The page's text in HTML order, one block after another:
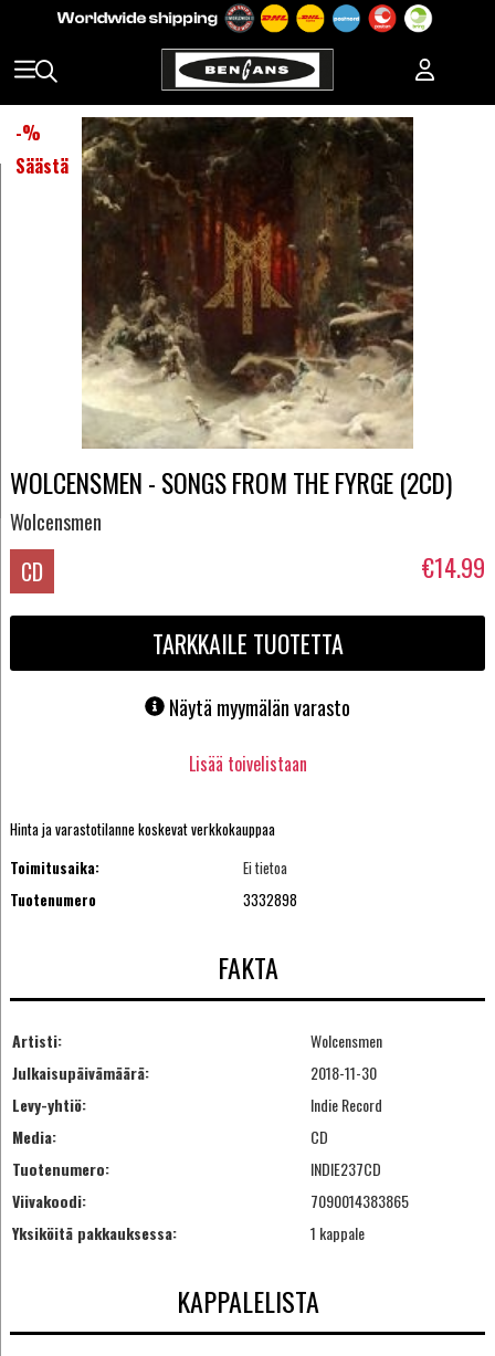
-%
Säästä
WOLCENSMEN - SONGS FROM THE FYRGE (2CD)
Wolcensmen
CD €14.99
TARKKAILE TUOTETTA
Näytä myymälän varasto
Lisää toivelistaan
Hinta ja varastotilanne koskevat verkkokauppaa
Toimitusaika:
Ei tietoa
Tuotenumero
3332898
FAKTA
Artisti:
Wolcensmen
Julkaisupäivämäärä:
2018-11-30
Levy-yhtiö:
Indie Record
Media:
CD
Tuotenumero:
INDIE237CD
Viivakoodi:
7090014383865
Yksiköitä pakkauksessa:
1 kappale
KAPPALELISTA